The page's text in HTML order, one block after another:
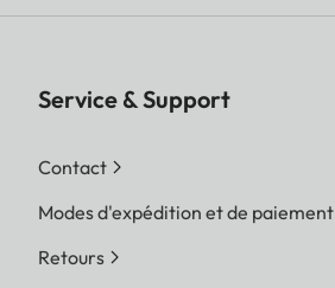
Service & Support
Contact
Modes d'expédition et de paiement
Retours